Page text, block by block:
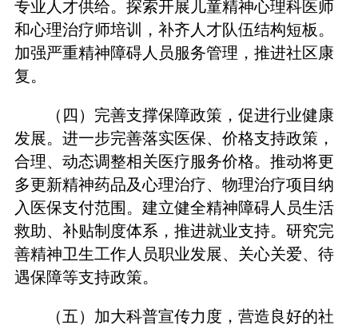
专业人才供给。探索开展儿童精神心理科医师
和心理治疗师培训，补齐人才队伍结构短板。
加强严重精神障碍人员服务管理，推进社区康
复。
（四）完善支撑保障政策，促进行业健康
发展。进一步完善落实医保、价格支持政策，
合理、动态调整相关医疗服务价格。推动将更
多更新精神药品及心理治疗、物理治疗项目纳
入医保支付范围。建立健全精神障碍人员生活
救助、补贴制度体系，推进就业支持。研究完
善精神卫生工作人员职业发展、关心关爱、待
遇保障等支持政策。
（五）加大科普宣传力度，营造良好的社